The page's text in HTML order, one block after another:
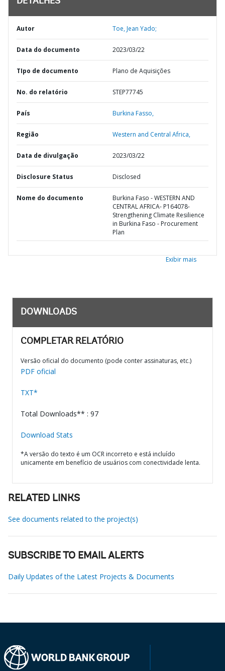
Autor Toe, Jean Yado;
Data do documento 2023/03/22
TIpo de documento Plano de Aquisições
No. do relatório STEP77745
País Burkina Fasso,
Região Western and Central Africa,
Data de divulgação 2023/03/22
Disclosure Status Disclosed
Nome do documento
Burkina Faso - WESTERN AND
CENTRAL AFRICA- P164078-
Strengthening Climate Resilience
in Burkina Faso - Procurement
Plan
Exibir mais
DOWNLOADS
COMPLETAR RELATÓRIO
Versão oficial do documento (pode conter assinaturas, etc.)
PDF oficial
TXT*
Total Downloads** : 97
Download Stats
*A versão do texto é um OCR incorreto e está incluído
unicamente em benefício de usuários com conectividade lenta.
RELATED LINKS
See documents related to the project(s)
SUBSCRIBE TO EMAIL ALERTS
Daily Updates of the Latest Projects & Documents